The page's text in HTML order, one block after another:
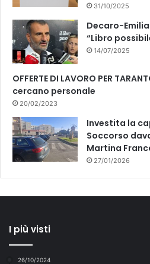
31/10/2025
Decaro-
“Libro
14/07/2025
OFFERTE DI LAVORO PER
cercano personale
20/02/2023
Investita la
Soccorso
Martina
27/01/2026
I più visti
26/10/2024